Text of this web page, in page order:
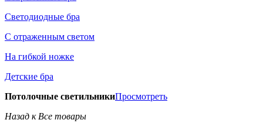
Светодиодные бра
С отраженным светом
На гибкой ножке
Детские бра
Потолочные светильникиПросмотреть
Назад к Все товары